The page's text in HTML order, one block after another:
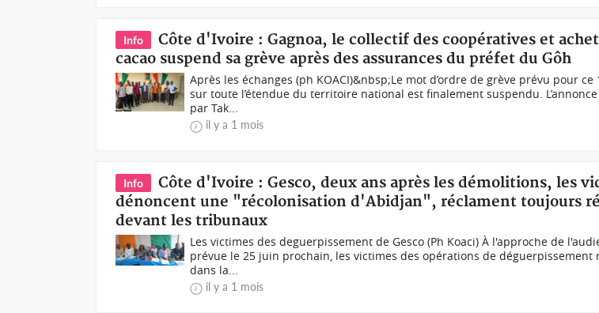
Info
Côte d'Ivoire : Gagnoa, le collectif des coopératives et
cacao suspend sa grève après des assurances du préfet du Gôh
Après les échanges (ph KOACI)&nbsp;Le mot d’ordre de grève prévu pour
sur toute l’étendue du territoire national est finalement suspendu.
par Tak...
il y a 1 mois
Info
Côte d'Ivoire : Gesco, deux ans après les démolitions, les
dénoncent une "récolonisation d'Abidjan", réclament toujours
devant les tribunaux
Les victimes des deguerpissement de Gesco (Ph Koaci) À l'approche de
prévue le 25 juin prochain, les victimes des opérations de déguerpissement
dans la...
il y a 1 mois